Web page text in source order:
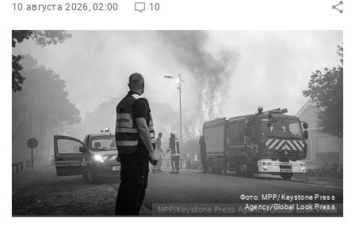
10 августа 2026, 02:00 10
Фото: MPP/Keystone Press
Agency/Global Look Press